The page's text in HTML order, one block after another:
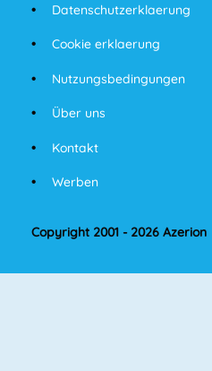
Datenschutzerklaerung
Cookie erklaerung
Nutzungsbedingungen
Über uns
Kontakt
Werben
Copyright 2001 - 2026 Azerion